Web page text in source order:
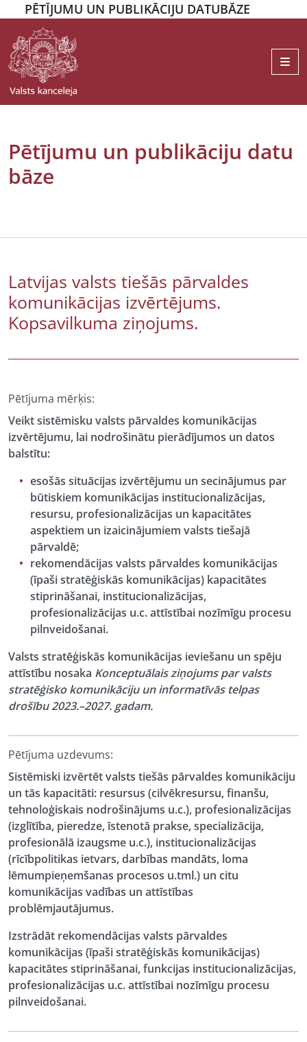
PĒTĪJUMU UN PUBLIKĀCIJU DATUBĀZE
Pētījumu un publikāciju datu
bāze
Latvijas valsts tiešās pārvaldes
komunikācijas izvērtējums.
Kopsavilkuma ziņojums.
Pētījuma mērķis:
Veikt sistēmisku valsts pārvaldes komunikācijas
izvērtējumu, lai nodrošinātu pierādījumos un datos
balstītu:
esošās situācijas izvērtējumu un secinājumus par
būtiskiem komunikācijas institucionalizācijas,
resursu, profesionalizācijas un kapacitātes
aspektiem un izaicinājumiem valsts tiešajā
pārvaldē;
rekomendācijas valsts pārvaldes komunikācijas
(īpaši stratēģiskās komunikācijas) kapacitātes
stiprināšanai, institucionalizācijas,
profesionalizācijas u.c. attīstībai nozīmīgu procesu
pilnveidošanai.
Valsts stratēģiskās komunikācijas ieviešanu un spēju
attīstību nosaka Konceptuālais ziņojums par valsts
stratēģisko komunikāciju un informatīvās telpas
drošību 2023.–2027. gadam.
Pētījuma uzdevums:
Sistēmiski izvērtēt valsts tiešās pārvaldes komunikāciju
un tās kapacitāti: resursus (cilvēkresursu, finanšu,
tehnoloģiskais nodrošinājums u.c.), profesionalizācijas
(izglītība, pieredze, īstenotā prakse, specializācija,
profesionālā izaugsme u.c.), institucionalizācijas
(rīcībpolitikas ietvars, darbības mandāts, loma
lēmumpieņemšanas procesos u.tml.) un citu
komunikācijas vadības un attīstības
problēmjautājumus.
Izstrādāt rekomendācijas valsts pārvaldes
komunikācijas (īpaši stratēģiskās komunikācijas)
kapacitātes stiprināšanai, funkcijas institucionalizācijas,
profesionalizācijas u.c. attīstībai nozīmīgu procesu
pilnveidošanai.